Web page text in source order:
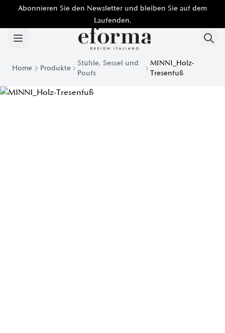
Abonnieren Sie den Newsletter und bleiben Sie auf dem
Laufenden.
Home Produkte
Stühle, Sessel und
Poufs
MINNI_Holz-
Tresenfuß
Minni Stuhl mit Holz-Tresenfuß | Eforma